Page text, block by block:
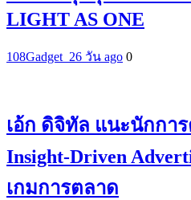
LIGHT AS ONE
108Gadget_26 วัน ago 0
เอ้ก ดิจิทัล แนะนักการ
Insight-Driven
เกมการตลาด